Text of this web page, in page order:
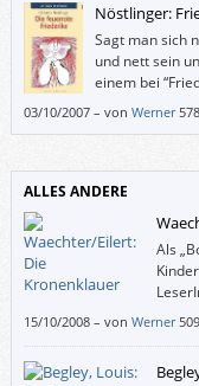
Nöstlinger:
Sagt man sich
und nett sein
einem bei
persönliche
Menschen und
03/10/2007– von Werner
ALLES ANDERE
Als
15/10/2008– von Werner